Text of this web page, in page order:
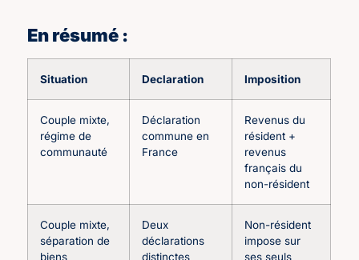
En résumé :
Situation Declaration Imposition
Couple mixte,
régime de
communauté
Déclaration
commune en
France
Revenus du
résident +
revenus
français du
non-résident
Couple mixte,
séparation de
biens
Deux
déclarations
distinctes
Non-résident
impose sur
ses seuls